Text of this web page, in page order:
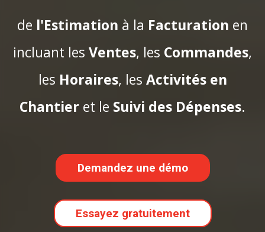
de l'Estimation à la Facturation en
incluant les Ventes, les Commandes,
les Horaires, les Activités en
Chantier et le Suivi des Dépenses.
Demandez une démo
Essayez gratuitement